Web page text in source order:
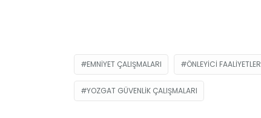
EMNIYET ÇALIŞMALARI ÖNLEYICI FAALIYETLER
YOZGAT GÜVENLIK ÇALIŞMALARI